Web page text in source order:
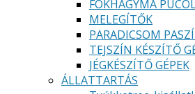
FOKHAGYMA
MELEGÍTŐK
PARADICSOM
TEJSZÍN KÉSZÍTŐ
JÉGKÉSZÍTŐ GÉPEK
ÁLLATTARTÁS